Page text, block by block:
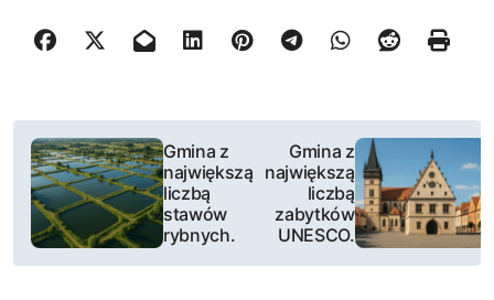
N
w
i
Gmina z
największą
liczbą
stawów
rybnych.
Gmina z
największą
liczbą
zabytków
UNESCO.